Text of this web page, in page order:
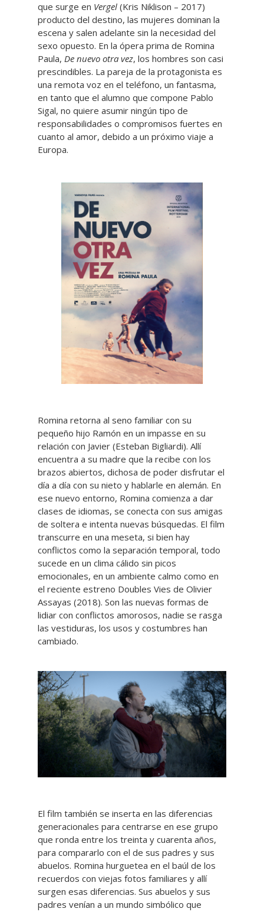
que surge en Vergel (Kris Niklison – 2017)
producto del destino, las mujeres dominan la
escena y salen adelante sin la necesidad del
sexo opuesto. En la ópera prima de Romina
Paula, De nuevo otra vez, los hombres son casi
prescindibles. La pareja de la protagonista es
una remota voz en el teléfono, un fantasma,
en tanto que el alumno que compone Pablo
Sigal, no quiere asumir ningún tipo de
responsabilidades o compromisos fuertes en
cuanto al amor, debido a un próximo viaje a
Europa.
Romina retorna al seno familiar con su
pequeño hijo Ramón en un impasse en su
relación con Javier (Esteban Bigliardi). Allí
encuentra a su madre que la recibe con los
brazos abiertos, dichosa de poder disfrutar el
día a día con su nieto y hablarle en alemán. En
ese nuevo entorno, Romina comienza a dar
clases de idiomas, se conecta con sus amigas
de soltera e intenta nuevas búsquedas. El film
transcurre en una meseta, si bien hay
conflictos como la separación temporal, todo
sucede en un clima cálido sin picos
emocionales, en un ambiente calmo como en
el reciente estreno Doubles Vies de Olivier
Assayas (2018). Son las nuevas formas de
lidiar con conflictos amorosos, nadie se rasga
las vestiduras, los usos y costumbres han
cambiado.
El film también se inserta en las diferencias
generacionales para centrarse en ese grupo
que ronda entre los treinta y cuarenta años,
para compararlo con el de sus padres y sus
abuelos. Romina hurguetea en el baúl de los
recuerdos con viejas fotos familiares y allí
surgen esas diferencias. Sus abuelos y sus
padres venían a un mundo simbólico que